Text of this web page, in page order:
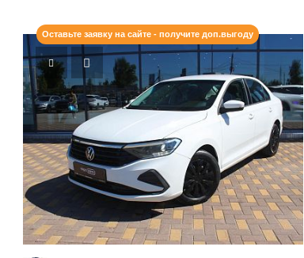
Оставьте заявку на сайте - получите доп.выгоду